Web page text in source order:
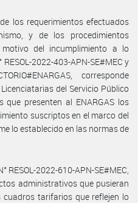
los requerimientos efectuados
y de los procedimientos
del incumplimiento a lo
2022-403-APN-SE#MEC y
corresponde
del Servicio Público
presenten al ENARGAS los
suscriptos en el marco del
lo establecido en las normas de
RESOL-2022-610-APN-SE#MEC,
administrativos que pusieran
cuadros tarifarios que reflejen lo